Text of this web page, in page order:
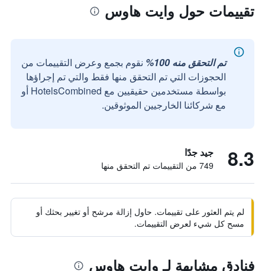
تقييمات حول وايت هاوس
تم التحقق منه 100%
نقوم بجمع وعرض التقييمات من
الحجوزات التي تم التحقق منها فقط والتي تم إجراؤها
بواسطة مستخدمين حقيقيين مع HotelsCombined أو
مع شركائنا الخارجيين الموثوقين.
8.3 جيد جدًا
749 من التقييمات تم التحقق منها
لم يتم العثور على تقييمات. حاول إزالة مرشح أو تغيير بحثك أو
مسح كل شيء لعرض التقييمات.
فنادق مشابهة لـ وايت هاوس